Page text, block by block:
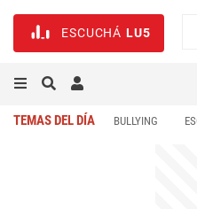
ESCUCHÁ LU5
TEMAS DEL DÍA BULLYING